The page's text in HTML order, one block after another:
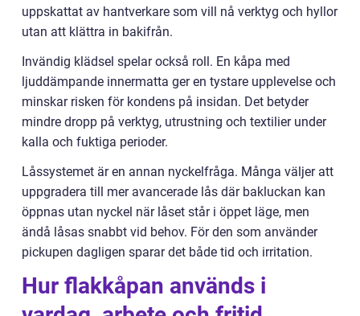
uppskattat av hantverkare som vill nå verktyg och hyllor
utan att klättra in bakifrån.
Invändig klädsel spelar också roll. En kåpa med
ljuddämpande innermatta ger en tystare upplevelse och
minskar risken för kondens på insidan. Det betyder
mindre dropp på verktyg, utrustning och textilier under
kalla och fuktiga perioder.
Låssystemet är en annan nyckelfråga. Många väljer att
uppgradera till mer avancerade lås där bakluckan kan
öppnas utan nyckel när låset står i öppet läge, men
ändå låsas snabbt vid behov. För den som använder
pickupen dagligen sparar det både tid och irritation.
Hur flakkåpan används i